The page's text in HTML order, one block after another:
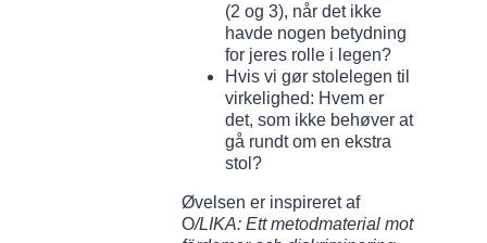
(2 og 3), når det ikke
havde nogen betydning
for jeres rolle i legen?
Hvis vi gør stolelegen til
virkelighed: Hvem er
det, som ikke behøver at
gå rundt om en ekstra
stol?
Øvelsen er inspireret af
O/LIKA: Ett metodmaterial mot